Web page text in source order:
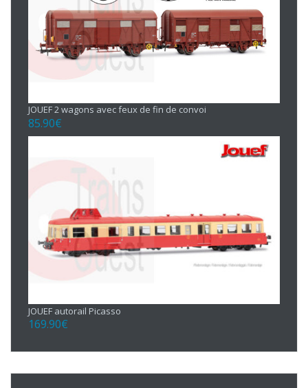
JOUEF 2 wagons avec feux de fin de convoi
85.90€
JOUEF autorail Picasso
169.90€